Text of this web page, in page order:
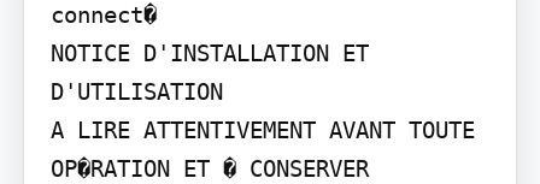
connect�
NOTICE D'INSTALLATION ET
D'UTILISATION
A LIRE ATTENTIVEMENT AVANT TOUTE
OP�RATION ET � CONSERVER